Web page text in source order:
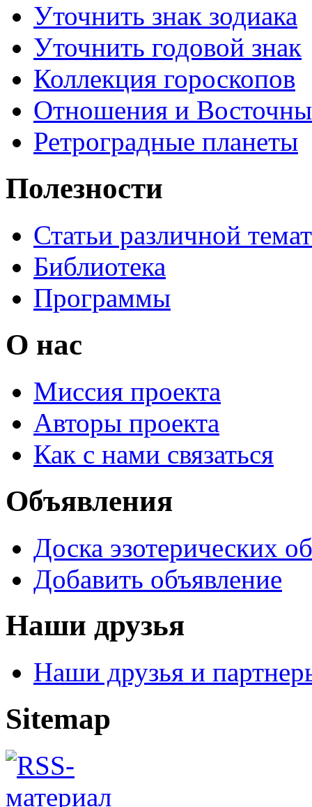
Уточнить знак зодиака
Уточнить годовой знак
Коллекция гороскопов
Отношения и
Ретроградные планеты
Полезности
Статьи различной
Библиотека
Программы
О нас
Миссия проекта
Авторы проекта
Как с нами связаться
Объявления
Доска эзотерических
Добавить объявление
Наши друзья
Наши друзья и
Sitemap